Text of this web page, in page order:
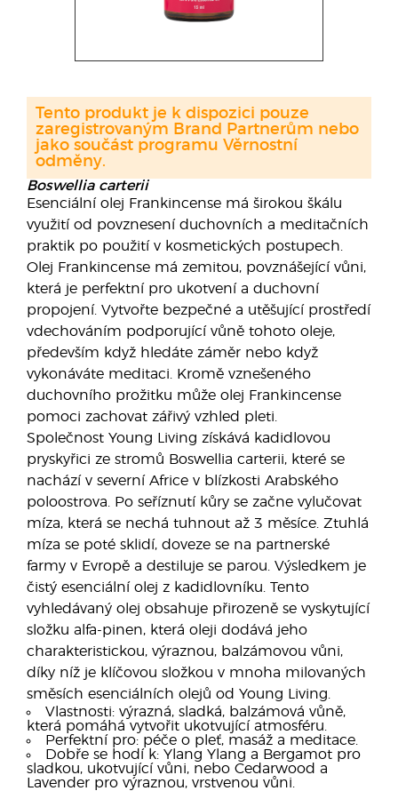
Boswellia carterii
Esenciální olej Frankincense má širokou škálu
využití od povznesení duchovních a meditačních
praktik po použití v kosmetických postupech.
Olej Frankincense má zemitou, povznášející vůni,
která je perfektní pro ukotvení a duchovní
propojení. Vytvořte bezpečné a utěšující prostředí
vdechováním podporující vůně tohoto oleje,
především když hledáte záměr nebo když
vykonáváte meditaci. Kromě vznešeného
duchovního prožitku může olej Frankincense
pomoci zachovat zářivý vzhled pleti.
Společnost Young Living získává kadidlovou
pryskyřici ze stromů Boswellia carterii, které se
nachází v severní Africe v blízkosti Arabského
poloostrova. Po seříznutí kůry se začne vylučovat
míza, která se nechá tuhnout až 3 měsíce. Ztuhlá
míza se poté sklidí, doveze se na partnerské
farmy v Evropě a destiluje se parou. Výsledkem je
čistý esenciální olej z kadidlovníku. Tento
vyhledávaný olej obsahuje přirozeně se vyskytující
složku alfa-pinen, která oleji dodává jeho
charakteristickou, výraznou, balzámovou vůni,
díky níž je klíčovou složkou v mnoha milovaných
směsích esenciálních olejů od Young Living.
Vlastnosti: výrazná, sladká, balzámová vůně,
která pomáhá vytvořit ukotvující atmosféru.
Perfektní pro: péče o pleť, masáž a meditace.
Dobře se hodí k: Ylang Ylang a Bergamot pro
sladkou, ukotvující vůni, nebo Cedarwood a
Lavender pro výraznou, vrstvenou vůni.
Tento produkt je k dispozici pouze
zaregistrovaným Brand Partnerům nebo
jako součást programu Věrnostní
odměny.